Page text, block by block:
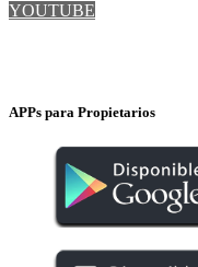
YOUTUBE
APPs para Propietarios